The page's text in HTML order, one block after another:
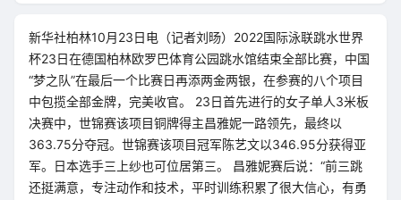
新华社柏林10月23日电（记者刘旸）2022国际泳联跳水世界
杯23日在德国柏林欧罗巴体育公园跳水馆结束全部比赛，中国
“梦之队”在最后一个比赛日再添两金两银，在参赛的八个项目
中包揽全部金牌，完美收官。 23日首先进行的女子单人3米板
决赛中，世锦赛该项目铜牌得主昌雅妮一路领先，最终以
363.75分夺冠。世锦赛该项目冠军陈艺文以346.95分获得亚
军。日本选手三上纱也可位居第三。 昌雅妮赛后说：“前三跳
还挺满意，专注动作和技术，平时训练积累了很大信心，有勇